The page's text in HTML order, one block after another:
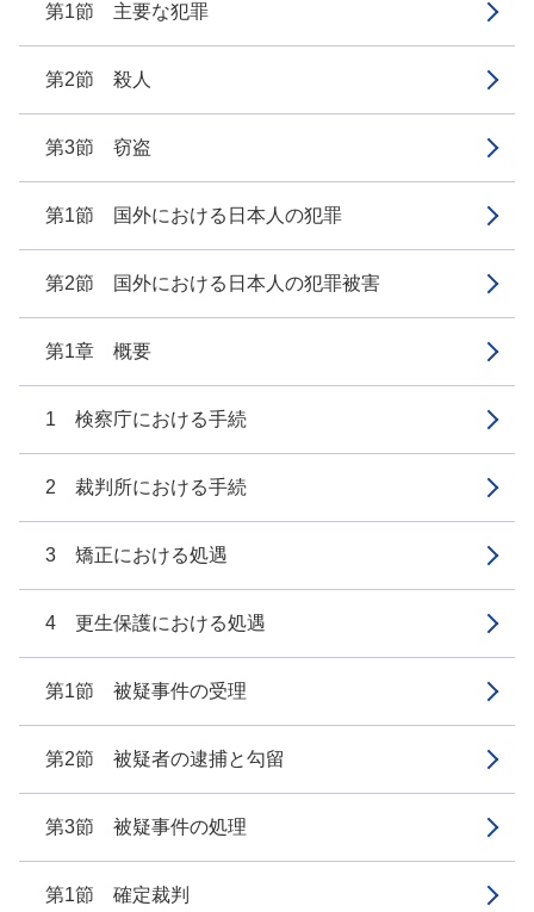
第1節 主要な犯罪
第2節 殺人
第3節 窃盗
第1節 国外における日本人の犯罪
第2節 国外における日本人の犯罪被害
第1章 概要
1 検察庁における手続
2 裁判所における手続
3 矯正における処遇
4 更生保護における処遇
第1節 被疑事件の受理
第2節 被疑者の逮捕と勾留
第3節 被疑事件の処理
第1節 確定裁判